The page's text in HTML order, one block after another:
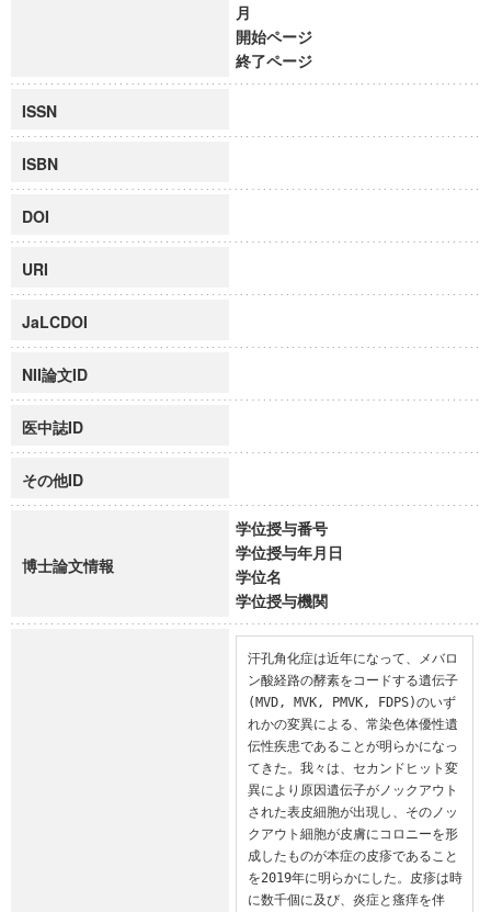
月
開始ページ
終了ページ
ISSN
ISBN
DOI
URI
JaLCDOI
NII論文ID
医中誌ID
その他ID
博士論文情報
学位授与番号
学位授与年月日
学位名
学位授与機関
汗孔角化症は近年になって、メバロ
ン酸経路の酵素をコードする遺伝子
(MVD, MVK, PMVK, FDPS)のいず
れかの変異による、常染色体優性遺
伝性疾患であることが明らかになっ
てきた。我々は、セカンドヒット変
異により原因遺伝子がノックアウト
された表皮細胞が出現し、そのノッ
クアウト細胞が皮膚にコロニーを形
成したものが本症の皮疹であること
を2019年に明らかにした。皮疹は時
に数千個に及び、炎症と瘙痒を伴